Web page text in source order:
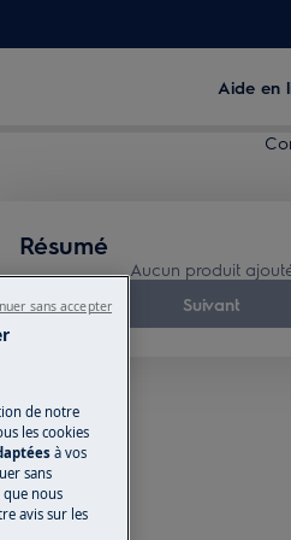
Aide en
Résumé
Aucun produit
Suivant
de notre
les cookies
à vos
sans
que nous
avis sur les
sans accepter